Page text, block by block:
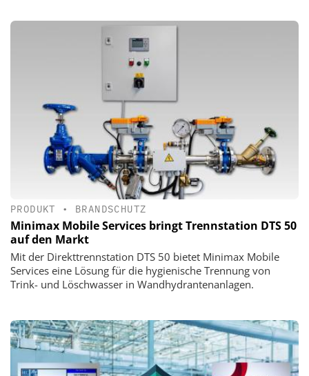
PRODUKT • BRANDSCHUTZ
Minimax Mobile Services bringt Trennstation DTS 50
auf den Markt
Mit der Direkttrennstation DTS 50 bietet Minimax Mobile
Services eine Lösung für die hygienische Trennung von
Trink- und Löschwasser in Wandhydrantenanlagen.